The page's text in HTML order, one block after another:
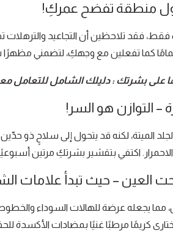
أول منطقة تفضح عمركِ!
فقط، فقد تلاحظين أن التجاعيد
كما تفعلين مع وجهكِ، لتضمني مظهرًا
على بشرتك : دليلك الشامل للتعامل
– التوازن هو السر!
الميتة، لكنه قد يتحول إلى سلاحٍ ذو
اكتفي بتقشير بشرتكِ مرتين
العين – حيث تبدأ علامات
مما يجعله عرضة للهالات السوداء
كريمًا مرطبًا غنيًا بمضادات